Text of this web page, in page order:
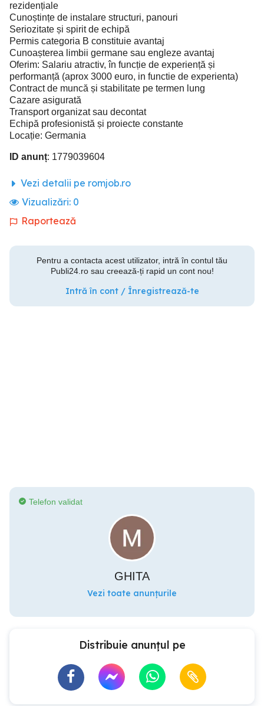
rezidențiale
Cunoștințe de instalare structuri, panouri
Seriozitate și spirit de echipă
Permis categoria B constituie avantaj
Cunoașterea limbii germane sau engleze avantaj
Oferim: Salariu atractiv, în funcție de experiență și
performanță (aprox 3000 euro, in functie de experienta)
Contract de muncă și stabilitate pe termen lung
Cazare asigurată
Transport organizat sau decontat
Echipă profesionistă și proiecte constante
Locație: Germania
ID anunț: 1779039604
Vezi detalii pe romjob.ro
Vizualizări: 0
Raportează
Pentru a contacta acest utilizator, intră în contul tău
Publi24.ro sau creează-ți rapid un cont nou!
Intră în cont / Înregistrează-te
Telefon validat
GHITA
Vezi toate anunțurile
Distribuie anunțul pe